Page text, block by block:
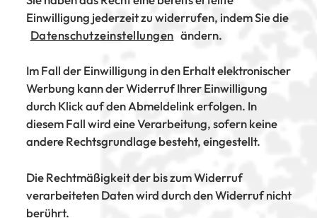
Einwilligung jederzeit zu widerrufen, indem Sie die
Datenschutzeinstellungen ändern.
Im Fall der Einwilligung in den Erhalt elektronischer
Werbung kann der Widerruf Ihrer Einwilligung
durch Klick auf den Abmeldelink erfolgen. In
diesem Fall wird eine Verarbeitung, sofern keine
andere Rechtsgrundlage besteht, eingestellt.
Die Rechtmäßigkeit der bis zum Widerruf
verarbeiteten Daten wird durch den Widerruf nicht
berührt.